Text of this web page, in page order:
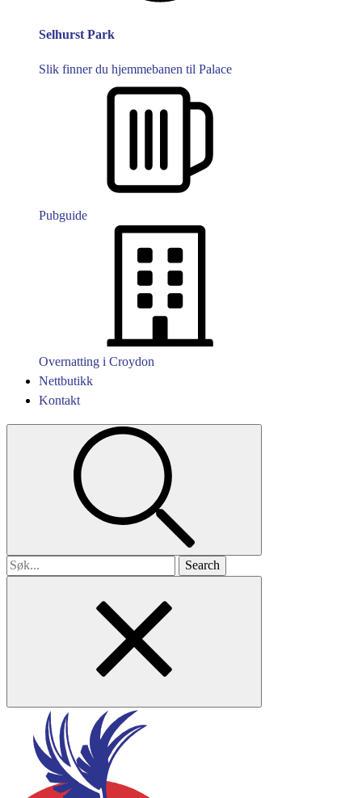
Selhurst Park
Slik finner du hjemmebanen til Palace
Pubguide
Overnatting i Croydon
Nettbutikk
Kontakt
Search